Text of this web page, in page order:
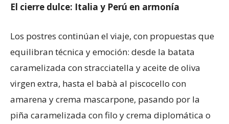
El cierre dulce: Italia y Perú en armonía
Los postres continúan el viaje, con propuestas que
equilibran técnica y emoción: desde la batata
caramelizada con stracciatella y aceite de oliva
virgen extra, hasta el babà al piscocello con
amarena y crema mascarpone, pasando por la
piña caramelizada con filo y crema diplomática o